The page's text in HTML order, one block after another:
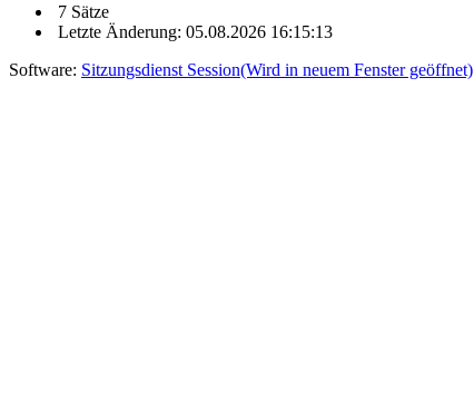
7 Sätze
Letzte Änderung: 05.08.2026 16:15:13
Software: Sitzungsdienst Session(Wird in neuem Fenster geöffnet)